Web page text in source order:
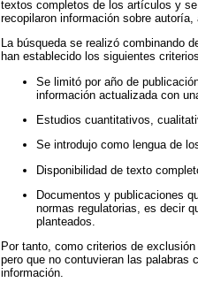
textos completos de los artículos y
recopilaron información sobre
La búsqueda se realizó combinando
han establecido los siguientes
Se limitó por año de
información actualizada con
Estudios cuantitativos,
Se introdujo como lengua de
Disponibilidad de texto
Documentos y publicaciones
normas regulatorias, es decir
planteados.
Por tanto, como criterios de
pero que no contuvieran las palabras
información.